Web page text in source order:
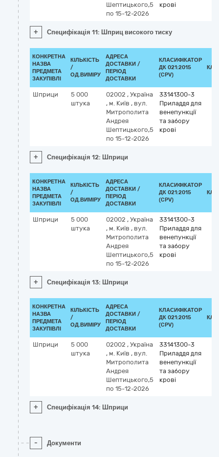
Шептицького,5
по 15-12-2026
крові
+ Специфікація 11: Шприц високого тиску
КОНКРЕТНА
НАЗВА
ПРЕДМЕТА
ЗАКУПІВЛІ
КІЛЬКІСТЬ
/
ОД.ВИМІРУ
АДРЕСА
ДОСТАВКИ /
ПЕРІОД
ДОСТАВКИ
КЛАСИФІКАТОР
ДК 021:2015
(CPV)
Шприци
5 000
штука
02002 , Україна
, м. Київ , вул.
Митрополита
Андрея
Шептицького,5
по 15-12-2026
33141300-3
Приладдя для
венепункції
та забору
крові
+ Специфікація 12: Шприци
КОНКРЕТНА
НАЗВА
ПРЕДМЕТА
ЗАКУПІВЛІ
КІЛЬКІСТЬ
/
ОД.ВИМІРУ
АДРЕСА
ДОСТАВКИ /
ПЕРІОД
ДОСТАВКИ
КЛАСИФІКАТОР
ДК 021:2015
(CPV)
Шприци
5 000
штука
02002 , Україна
, м. Київ , вул.
Митрополита
Андрея
Шептицького,5
по 15-12-2026
33141300-3
Приладдя для
венепункції
та забору
крові
+ Специфікація 13: Шприци
КОНКРЕТНА
НАЗВА
ПРЕДМЕТА
ЗАКУПІВЛІ
КІЛЬКІСТЬ
/
ОД.ВИМІРУ
АДРЕСА
ДОСТАВКИ /
ПЕРІОД
ДОСТАВКИ
КЛАСИФІКАТОР
ДК 021:2015
(CPV)
Шприци
5 000
штука
02002 , Україна
, м. Київ , вул.
Митрополита
Андрея
Шептицького,5
по 15-12-2026
33141300-3
Приладдя для
венепункції
та забору
крові
+ Специфікація 14: Шприци
- Документи